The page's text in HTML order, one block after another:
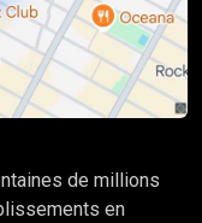
de millions
en